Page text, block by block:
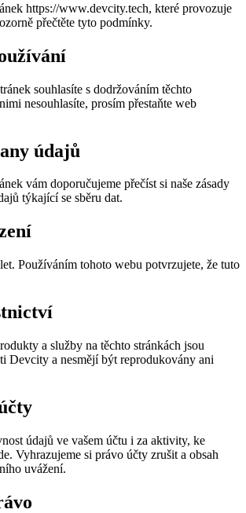
https://www.devcity.tech, které provozuje
přečtěte tyto podmínky.
souhlasíte s dodržováním těchto
nesouhlasíte, prosím přestaňte web
údajů
vám doporučujeme přečíst si naše zásady
týkající se sběru dat.
Používáním tohoto webu potvrzujete, že tuto
a služby na těchto stránkách jsou
Devcity a nesmějí být reprodukovány ani
údajů ve vašem účtu i za aktivity, ke
Vyhrazujeme si právo účty zrušit a obsah
uvážení.